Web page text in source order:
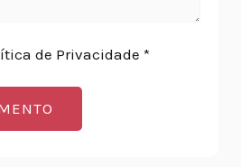
de Privacidade *